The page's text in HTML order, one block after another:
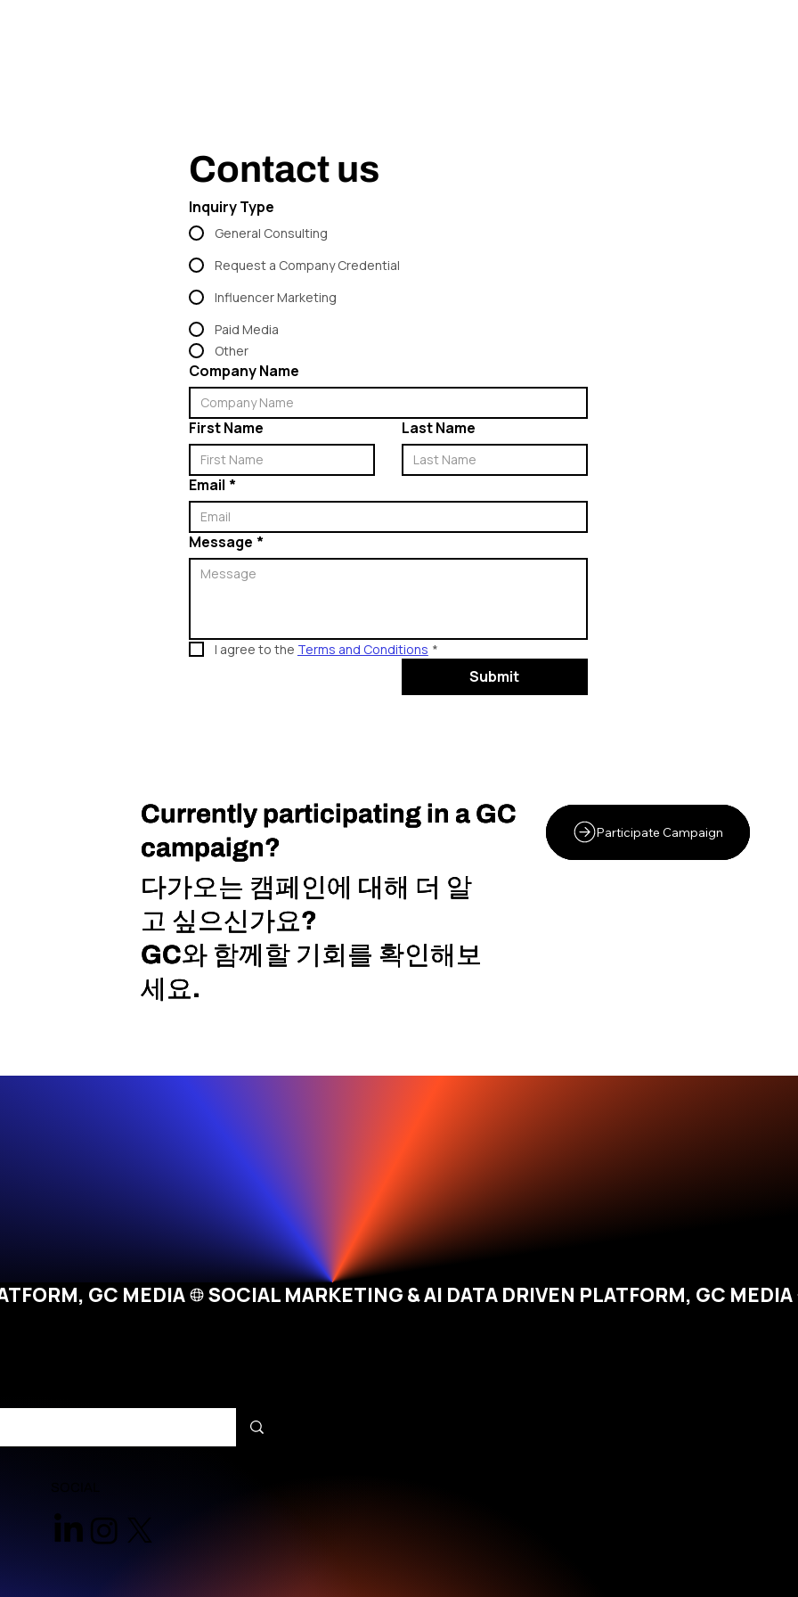
Contact us
Inquiry Type
General Consulting
Request a Company Credential
Influencer Marketing
Paid Media
Other
Company Name
First Name Last Name
Email *
Message *
I agree to the Terms and Conditions *
Submit
Currently participating in a GC
campaign?
다가오는 캠페인에 대해 더 알
고 싶으신가요?
GC와 함께할 기회를 확인해보
세요.
Participate Campaign
Currently participating in a GC
campaign?
다가오는 캠페인에 대해 더 알
고 싶으신가요?
GC와 함께할 기회를 확인해보
세요.
Participate Campaign
Currently participating in a GC
campaign?
다가오는 캠페인에 대해 더 알
고 싶으신가요?
GC와 함께할 기회를 확인해보
세요.
Participate Campaign
GC MEDIA